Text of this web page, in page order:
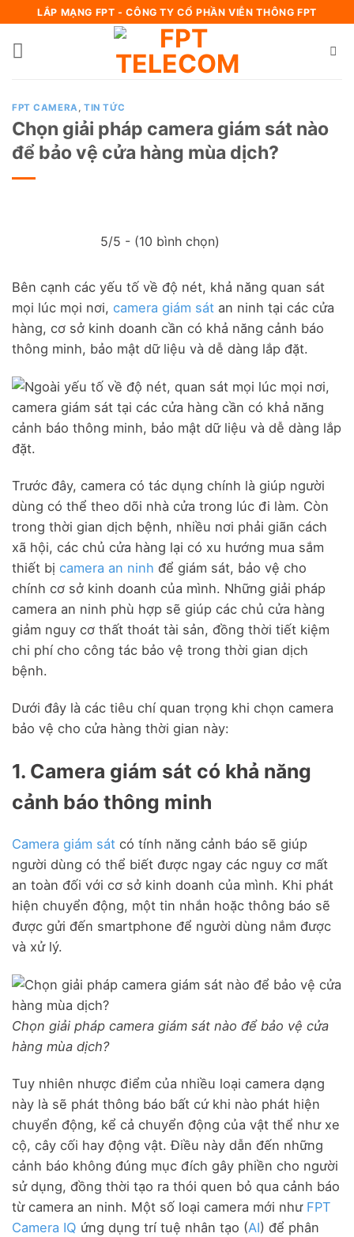
LẮP MẠNG FPT - CÔNG TY CỔ PHẦN VIỄN THÔNG FPT
FPT CAMERA , TIN TỨC
Chọn giải pháp camera giám sát nào
để bảo vệ cửa hàng mùa dịch?
5/5 - (10 bình chọn)
Bên cạnh các yếu tố về độ nét, khả năng quan sát
mọi lúc mọi nơi, camera giám sát an ninh tại các cửa
hàng, cơ sở kinh doanh cần có khả năng cảnh báo
thông minh, bảo mật dữ liệu và dễ dàng lắp đặt.
Trước đây, camera có tác dụng chính là giúp người
dùng có thể theo dõi nhà cửa trong lúc đi làm. Còn
trong thời gian dịch bệnh, nhiều nơi phải giãn cách
xã hội, các chủ cửa hàng lại có xu hướng mua sắm
thiết bị camera an ninh để giám sát, bảo vệ cho
chính cơ sở kinh doanh của mình. Những giải pháp
camera an ninh phù hợp sẽ giúp các chủ cửa hàng
giảm nguy cơ thất thoát tài sản, đồng thời tiết kiệm
chi phí cho công tác bảo vệ trong thời gian dịch
bệnh.
Dưới đây là các tiêu chí quan trọng khi chọn camera
bảo vệ cho cửa hàng thời gian này:
1. Camera giám sát có khả năng
cảnh báo thông minh
Camera giám sát có tính năng cảnh báo sẽ giúp
người dùng có thể biết được ngay các nguy cơ mất
an toàn đối với cơ sở kinh doanh của mình. Khi phát
hiện chuyển động, một tin nhắn hoặc thông báo sẽ
được gửi đến smartphone để người dùng nắm được
và xử lý.
Chọn giải pháp camera giám sát nào để bảo vệ cửa
hàng mùa dịch?
Tuy nhiên nhược điểm của nhiều loại camera dạng
này là sẽ phát thông báo bất cứ khi nào phát hiện
chuyển động, kể cả chuyển động của vật thể như xe
cộ, cây cối hay động vật. Điều này dẫn đến những
cảnh báo không đúng mục đích gây phiền cho người
sử dụng, đồng thời tạo ra thói quen bỏ qua cảnh báo
từ camera an ninh. Một số loại camera mới như FPT
Camera IQ ứng dụng trí tuệ nhân tạo (AI) để phân